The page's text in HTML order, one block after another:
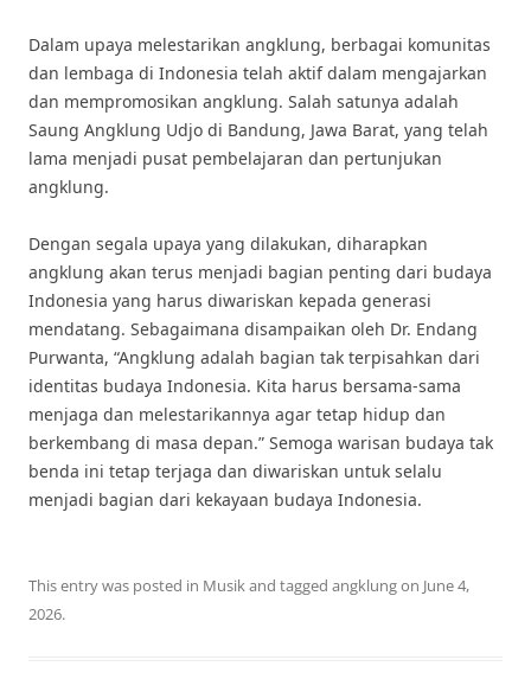
Dalam upaya melestarikan angklung, berbagai komunitas
dan lembaga di Indonesia telah aktif dalam mengajarkan
dan mempromosikan angklung. Salah satunya adalah
Saung Angklung Udjo di Bandung, Jawa Barat, yang telah
lama menjadi pusat pembelajaran dan pertunjukan
angklung.
Dengan segala upaya yang dilakukan, diharapkan
angklung akan terus menjadi bagian penting dari budaya
Indonesia yang harus diwariskan kepada generasi
mendatang. Sebagaimana disampaikan oleh Dr. Endang
Purwanta, “Angklung adalah bagian tak terpisahkan dari
identitas budaya Indonesia. Kita harus bersama-sama
menjaga dan melestarikannya agar tetap hidup dan
berkembang di masa depan.” Semoga warisan budaya tak
benda ini tetap terjaga dan diwariskan untuk selalu
menjadi bagian dari kekayaan budaya Indonesia.
This entry was posted in Musikand tagged angklungon June 4,
2026.